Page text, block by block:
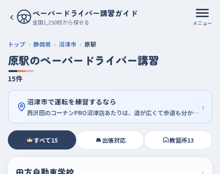
‹ ペーパードライバー講習ガイド
全国1,250校から探せる メニュー
トップ 静岡県 沼津市 原駅
原駅のペーパードライバー講習
15件
沼津市で運転を練習するなら
西沢田のコーナンPRO沼津店あたりは、道が広くて歩道も分かれているから走りやすい ›
すべて15 出張対応 教習所13